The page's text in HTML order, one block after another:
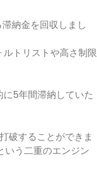
納金を回収しまし
トリストや高さ制限
5年間滞納していた
破することができま
いう二重のエンジン